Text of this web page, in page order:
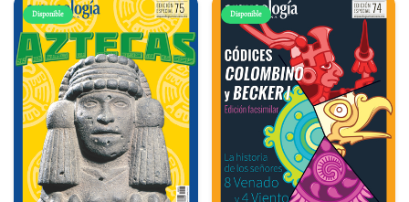
Disponible Disponible